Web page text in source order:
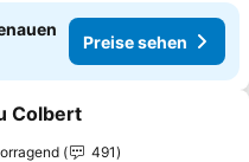
Preise sehen
hinzufügen
Colbert
491